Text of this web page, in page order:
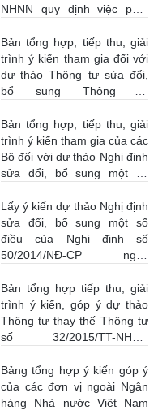
20/07/2026 | 09:32:00
NHNN quy định việc phát
của Ngân hàng Nhà nước
16/07/2026 | 09:41:00
Bản tổng hợp, tiếp thu, giải
trình ý kiến tham gia đối với
dự thảo Thông tư sửa đổi,
bổ sung Thông tư
13/07/2026 | 02:19:00
Bản tổng hợp, tiếp thu, giải
trình ý kiến tham gia của các
Bộ đối với dự thảo Nghị định
sửa đổi, bổ sung một số
58/2021/NĐ-CP
07/07/2026
| 15:01:00
Lấy ý kiến dự thảo Nghị định
sửa đổi, bổ sung một số
điều của Nghị định số
50/2014/NĐ-CP ngày
ngoại hối nhà nước
23/06/2026 | 08:00:00
Bản tổng hợp tiếp thu, giải
trình ý kiến, góp ý dự thảo
Thông tư thay thế Thông tư
số 32/2015/TT-NHNN
Bảng tổng hợp ý kiến góp ý
của các đơn vị ngoài Ngân
hàng Nhà nước Việt Nam